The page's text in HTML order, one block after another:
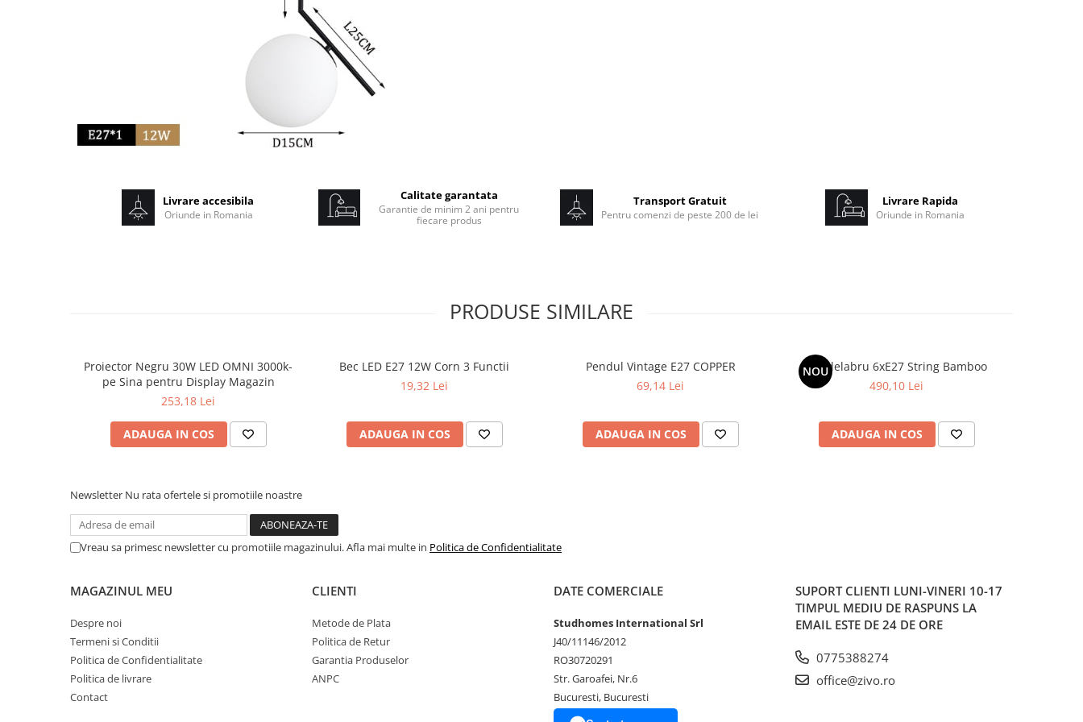
Livrare accesibila
Oriunde in Romania
Calitate garantata
Garantie de minim 2 ani pentru
fiecare produs
Transport Gratuit
Pentru comenzi de peste 200 de lei
Livrare Rapida
Oriunde in Romania
PRODUSE SIMILARE
Proiector Negru 30W LED OMNI 3000k-
pe Sina pentru Display Magazin
253,18 Lei
ADAUGA IN COS
Bec LED E27 12W Corn 3 Functii
19,32 Lei
ADAUGA IN COS
Pendul Vintage E27 COPPER
69,14 Lei
ADAUGA IN COS
NOU
Candelabru 6xE27 String Bamboo
490,10 Lei
ADAUGA IN COS
Newsletter Nu rata ofertele si promotiile noastre
Vreau sa primesc newsletter cu promotiile magazinului. Afla mai multe in Politica de Confidentialitate
MAGAZINUL MEU
Despre noi
Termeni si Conditii
Politica de Confidentialitate
Politica de livrare
Contact
CLIENTI
Metode de Plata
Politica de Retur
Garantia Produselor
ANPC
DATE COMERCIALE
Studhomes International Srl
J40/11146/2012
RO30720291
Str. Garoafei, Nr.6
Bucuresti, Bucuresti
SUPORT CLIENTI LUNI-VINERI 10-17
TIMPUL MEDIU DE RASPUNS LA
EMAIL ESTE DE 24 DE ORE
0775388274
office@zivo.ro